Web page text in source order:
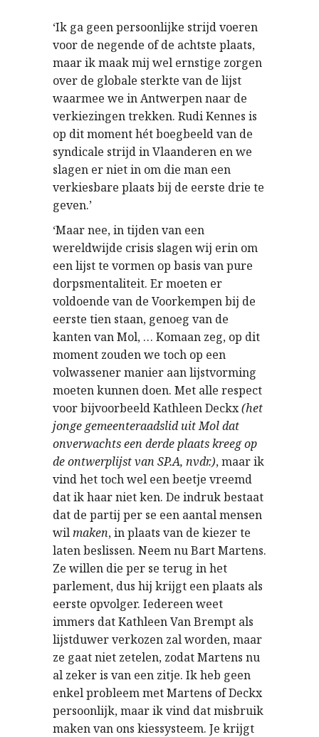
‘Ik ga geen persoonlijke strijd voeren
voor de negende of de achtste plaats,
maar ik maak mij wel ernstige zorgen
over de globale sterkte van de lijst
waarmee we in Antwerpen naar de
verkiezingen trekken. Rudi Kennes is
op dit moment hét boegbeeld van de
syndicale strijd in Vlaanderen en we
slagen er niet in om die man een
verkiesbare plaats bij de eerste drie te
geven.’
‘Maar nee, in tijden van een
wereldwijde crisis slagen wij erin om
een lijst te vormen op basis van pure
dorpsmentaliteit. Er moeten er
voldoende van de Voorkempen bij de
eerste tien staan, genoeg van de
kanten van Mol, … Komaan zeg, op dit
moment zouden we toch op een
volwassener manier aan lijstvorming
moeten kunnen doen. Met alle respect
voor bijvoorbeeld Kathleen Deckx(het
jonge gemeenteraadslid uit Mol dat
onverwachts een derde plaats kreeg op
de ontwerplijst van SP.A, nvdr.), maar ik
vind het toch wel een beetje vreemd
dat ik haar niet ken. De indruk bestaat
dat de partij per se een aantal mensen
wilmaken, in plaats van de kiezer te
laten beslissen. Neem nu Bart Martens.
Ze willen die per se terug in het
parlement, dus hij krijgt een plaats als
eerste opvolger. Iedereen weet
immers dat Kathleen Van Brempt als
lijstduwer verkozen zal worden, maar
ze gaat niet zetelen, zodat Martens nu
al zeker is van een zitje. Ik heb geen
enkel probleem met Martens of Deckx
persoonlijk, maar ik vind dat misbruik
maken van ons kiessysteem. Je krijgt